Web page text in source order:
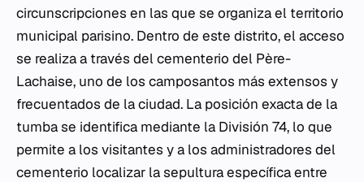
circunscripciones en las que se organiza el territorio
municipal parisino. Dentro de este distrito, el acceso
se realiza a través del cementerio del Père-
Lachaise, uno de los camposantos más extensos y
frecuentados de la ciudad. La posición exacta de la
tumba se identifica mediante la División 74, lo que
permite a los visitantes y a los administradores del
cementerio localizar la sepultura específica entre